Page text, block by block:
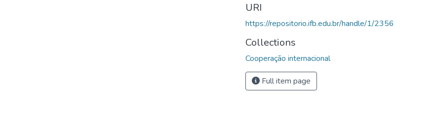
URI
https://repositorio.ifb.edu.br/handle/1/2356
Collections
Cooperação internacional
Full item page